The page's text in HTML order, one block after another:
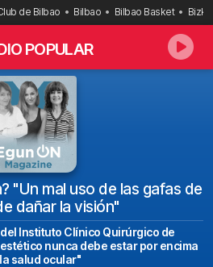
de Bilbao Bilbao Bilbao Basket
POPULAR
"Un mal uso de las gafas de
dañar la visión"
Instituto Clínico Quirúrgico de
nunca debe estar por encima
salud ocular"